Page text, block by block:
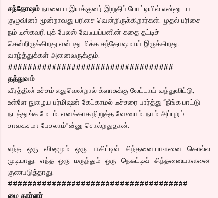
சந்தோஷம் நாளைய இயக்குனர் இறுதிப் போட்டியில் என்னுடய
குழுவினர் மூன்றாவது பரிசை வென்றிருக்கிறார்கள். முதல் பரிசை
நம் டிஸ்கவரி புக் பேலஸ் வேடியப்பனின் கதை தட்டிச்
சென்றிருக்கிறது என்பது மிக்க சந்தோஷமாய் இருக்கிறது.
வாழ்த்துக்கள் அனைவருக்கும்.
##################################
தத்துவம்
வீரத்தின் உச்சம் எதுவென்றால் க்ளாசுக்கு லேட்டாய் வந்துவிட்டு,
உள்ளே நுழைய பர்மிஷன் கேட்காமல் டீச்சரை பார்த்து “நீங்க பாட்டு
நடத்துங்க மேடம். எனக்காக நிறுத்த வேணாம். நாம் அப்புறம்
சாவகசமா பேசலாம்”ன்னு சொல்றதுதான்.
எந்த ஒரு விஷமும் ஒரு பாசிட்டிவ் சிந்தனையாளனை கொல்ல
முடியாது. எந்த ஒரு மருந்தும் ஒரு நெகட்டிவ் சிந்தனையாளனை
குணபடுத்தாது.
#####################################
மை கார்னர்